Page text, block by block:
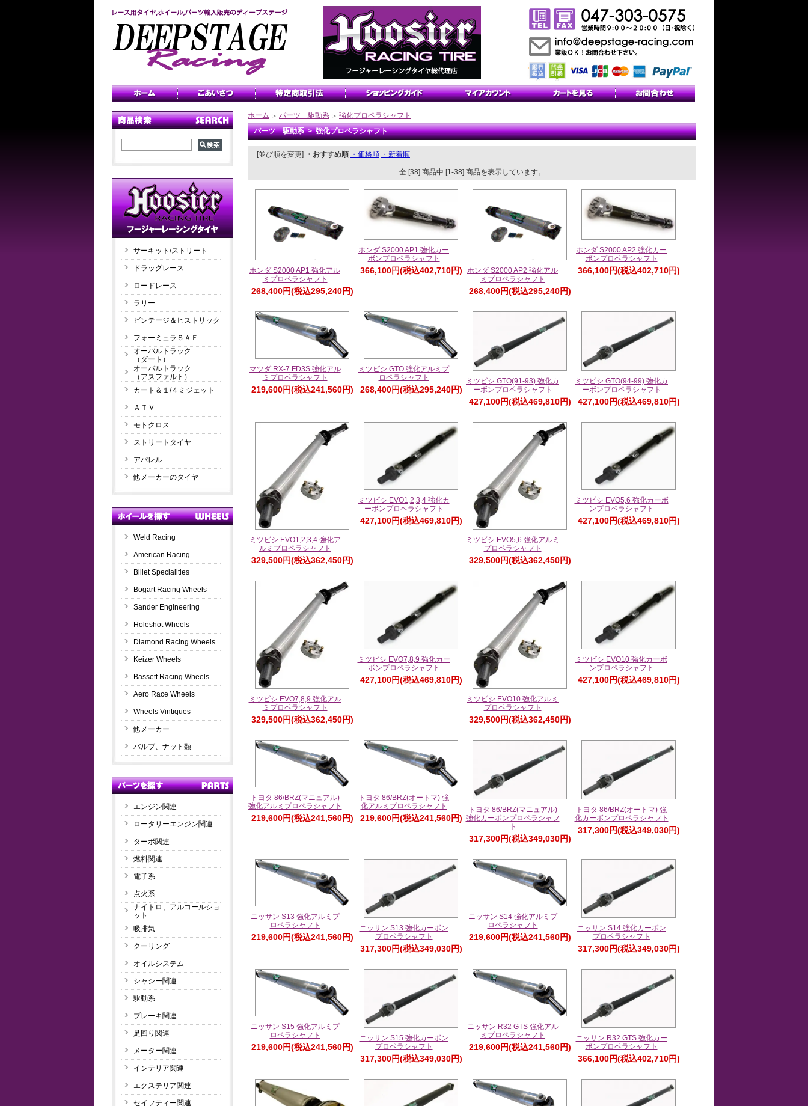
サーキット/ストリート
ドラッグレース
ロードレース
ラリー
ビンテージ＆ヒストリック
フォーミュラＳＡＥ
オーバルトラック
（ダート）
オーバルトラック
（アスファルト）
カート＆１/４ミジェット
ＡＴＶ
モトクロス
ストリートタイヤ
アパレル
他メーカーのタイヤ
Weld Racing
American Racing
Billet Specialities
Bogart Racing Wheels
Sander Engineering
Holeshot Wheels
Diamond Racing Wheels
Keizer Wheels
Bassett Racing Wheels
Aero Race Wheels
Wheels Vintiques
他メーカー
バルブ、ナット類
エンジン関連
ロータリーエンジン関連
ターボ関連
燃料関連
電子系
点火系
ナイトロ、アルコールショ
ット
吸排気
クーリング
オイルシステム
シャシー関連
駆動系
ブレーキ関連
足回り関連
メーター関連
インテリア関連
エクステリア関連
セイフティー関連
ホーム ＞ パーツ 駆動系 ＞ 強化プロペラシャフト
パーツ 駆動系 > 強化プロペラシャフト
[並び順を変更] ・おすすめ順 ・価格順 ・新着順
全 [38] 商品中 [1-38] 商品を表示しています。
ホンダ S2000 AP1 強化アル
ミプロペラシャフト
268,400円(税込295,240円)
ホンダ S2000 AP1 強化カー
ボンプロペラシャフト
366,100円(税込402,710円)
ホンダ S2000 AP2 強化アル
ミプロペラシャフト
268,400円(税込295,240円)
ホンダ S2000 AP2 強化カー
ボンプロペラシャフト
366,100円(税込402,710円)
マツダ RX-7 FD3S 強化アル
ミプロペラシャフト
219,600円(税込241,560円)
ミツビシ GTO 強化アルミプ
ロペラシャフト
268,400円(税込295,240円)
ミツビシ GTO(91-93) 強化カ
ーボンプロペラシャフト
427,100円(税込469,810円)
ミツビシ GTO(94-99) 強化カ
ーボンプロペラシャフト
427,100円(税込469,810円)
ミツビシ EVO1,2,3,4 強化ア
ルミプロペラシャフト
329,500円(税込362,450円)
ミツビシ EVO1,2,3,4 強化カ
ーボンプロペラシャフト
427,100円(税込469,810円)
ミツビシ EVO5,6 強化アルミ
プロペラシャフト
329,500円(税込362,450円)
ミツビシ EVO5,6 強化カーボ
ンプロペラシャフト
427,100円(税込469,810円)
ミツビシ EVO7,8,9 強化アル
ミプロペラシャフト
329,500円(税込362,450円)
ミツビシ EVO7,8,9 強化カー
ボンプロペラシャフト
427,100円(税込469,810円)
ミツビシ EVO10 強化アルミ
プロペラシャフト
329,500円(税込362,450円)
ミツビシ EVO10 強化カーボ
ンプロペラシャフト
427,100円(税込469,810円)
トヨタ 86/BRZ(マニュアル)
強化アルミプロペラシャフト
219,600円(税込241,560円)
トヨタ 86/BRZ(オートマ) 強
化アルミプロペラシャフト
219,600円(税込241,560円)
トヨタ 86/BRZ(マニュアル)
強化カーボンプロペラシャフ
ト
317,300円(税込349,030円)
トヨタ 86/BRZ(オートマ) 強
化カーボンプロペラシャフト
317,300円(税込349,030円)
ニッサン S13 強化アルミプ
ロペラシャフト
219,600円(税込241,560円)
ニッサン S13 強化カーボン
プロペラシャフト
317,300円(税込349,030円)
ニッサン S14 強化アルミプ
ロペラシャフト
219,600円(税込241,560円)
ニッサン S14 強化カーボン
プロペラシャフト
317,300円(税込349,030円)
ニッサン S15 強化アルミプ
ロペラシャフト
219,600円(税込241,560円)
ニッサン S15 強化カーボン
プロペラシャフト
317,300円(税込349,030円)
ニッサン R32 GTS 強化アル
ミプロペラシャフト
219,600円(税込241,560円)
ニッサン R32 GTS 強化カー
ボンプロペラシャフト
366,100円(税込402,710円)